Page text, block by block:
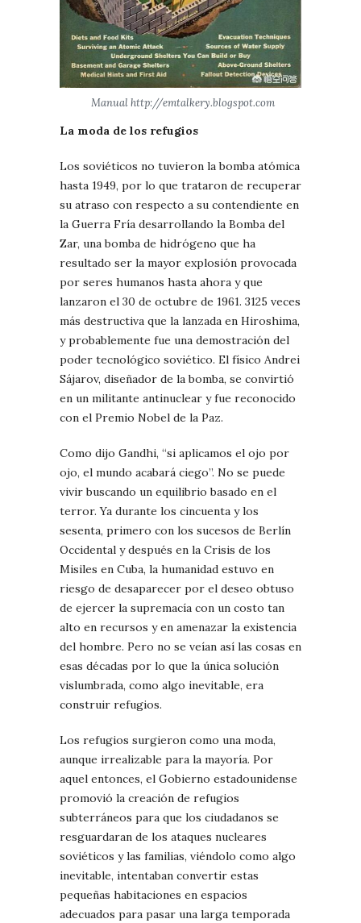
Manual http://emtalkery.blogspot.com
La moda de los refugios
Los soviéticos no tuvieron la bomba atómica
hasta 1949, por lo que trataron de recuperar
su atraso con respecto a su contendiente en
la Guerra Fría desarrollando la Bomba del
Zar, una bomba de hidrógeno que ha
resultado ser la mayor explosión provocada
por seres humanos hasta ahora y que
lanzaron el 30 de octubre de 1961. 3125 veces
más destructiva que la lanzada en Hiroshima,
y probablemente fue una demostración del
poder tecnológico soviético. El físico Andrei
Sájarov, diseñador de la bomba, se convirtió
en un militante antinuclear y fue reconocido
con el Premio Nobel de la Paz.
Como dijo Gandhi, “si aplicamos el ojo por
ojo, el mundo acabará ciego”. No se puede
vivir buscando un equilibrio basado en el
terror. Ya durante los cincuenta y los
sesenta, primero con los sucesos de Berlín
Occidental y después en la Crisis de los
Misiles en Cuba, la humanidad estuvo en
riesgo de desaparecer por el deseo obtuso
de ejercer la supremacía con un costo tan
alto en recursos y en amenazar la existencia
del hombre. Pero no se veían así las cosas en
esas décadas por lo que la única solución
vislumbrada, como algo inevitable, era
construir refugios.
Los refugios surgieron como una moda,
aunque irrealizable para la mayoría. Por
aquel entonces, el Gobierno estadounidense
promovió la creación de refugios
subterráneos para que los ciudadanos se
resguardaran de los ataques nucleares
soviéticos y las familias, viéndolo como algo
inevitable, intentaban convertir estas
pequeñas habitaciones en espacios
adecuados para pasar una larga temporada